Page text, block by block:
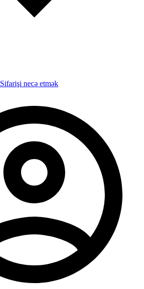
Sifarişi necə etmək